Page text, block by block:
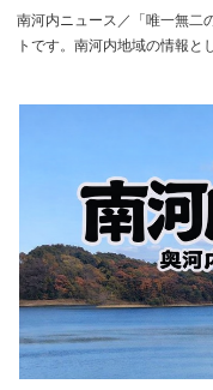
南河内ニュース／「唯一無二
トです。南河内地域の情報と